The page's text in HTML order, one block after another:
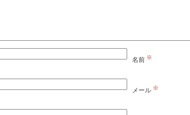
名前 ※
メール ※